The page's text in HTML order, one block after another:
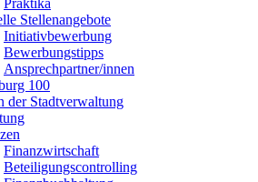
Praktika
Stellenangebote
Initiativbewerbung
Bewerbungstipps
Ansprechpartner/innen
100
der Stadtverwaltung
Finanzwirtschaft
Beteiligungscontrolling